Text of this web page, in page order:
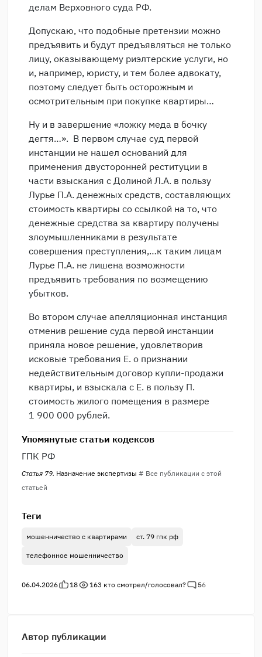
делам Верховного суда РФ.
Допускаю, что подобные претензии можно
предъявить и будут предъявляться не только
лицу, оказывающему риэлтерские услуги, но
и, например, юристу, и тем более адвокату,
поэтому следует быть осторожным и
осмотрительным при покупке квартиры…
Ну и в завершение «ложку меда в бочку
дегтя…». В первом случае суд первой
инстанции не нашел оснований для
применения двусторонней реституции в
части взыскания с Долиной Л.А. в пользу
Лурье П.А. денежных средств, составляющих
стоимость квартиры со ссылкой на то, что
денежные средства за квартиру получены
злоумышленниками в результате
совершения преступления,…к таким лицам
Лурье П.А. не лишена возможности
предъявить требования по возмещению
убытков.
Во втором случае апелляционная инстанция
отменив решение суда первой инстанции
приняла новое решение, удовлетворив
исковые требования Е. о признании
недействительным договор купли-продажи
квартиры, и взыскала с Е. в пользу П.
стоимость жилого помещения в размере
1 900 000 рублей.
Упомянутые статьи кодексов
ГПК РФ
Статья 79. Назначение экспертизы # Все публикации с этой
статьей
Теги
мошенничество с квартирами ст. 79 гпк рф
телефонное мошенничество
06.04.2026 18 163 кто смотрел/голосовал? 56
Автор публикации